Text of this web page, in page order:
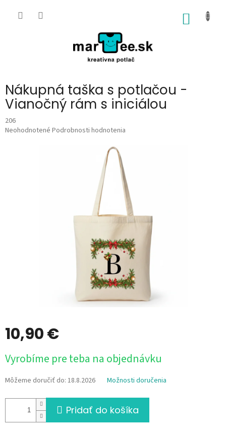
Nákupná taška s potlačou -
Vianočný rám s iniciálou
206
Priemerné
Neohodnotené Podrobnosti hodnotenia
10,90 €
cena:
Vyrobíme pre teba na objednávku
Môžeme doručiť do: 18.8.2026 Možnosti doručenia
Pridať do košíka